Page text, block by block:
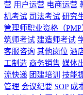
营 用户运营 电商运营
机考试 司法考试 研究
管理师职业资格（PMP
筑师考试 建造师考试
客服咨询 其他岗位 酒
工制造 商务销售 媒体
流快递 团建培训 技能
管理 会议纪要 SOP 成